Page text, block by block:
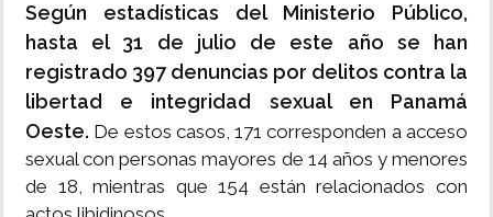
Según estadísticas del Ministerio Público,
hasta el 31 de julio de este año se han
registrado 397 denuncias por delitos contra la
libertad e integridad sexual en Panamá
Oeste. De estos casos, 171 corresponden a acceso
sexual con personas mayores de 14 años y menores
de 18, mientras que 154 están relacionados con